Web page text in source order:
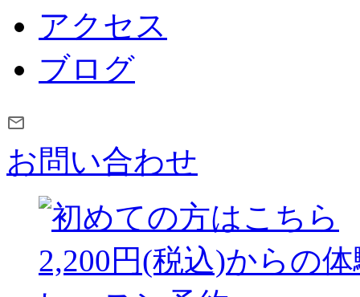
アクセス
ブログ
お問い合わせ